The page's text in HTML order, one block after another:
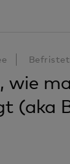
Befristet
wie
(aka